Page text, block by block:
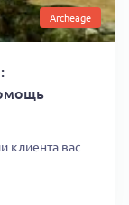
Archeage
клиента вас